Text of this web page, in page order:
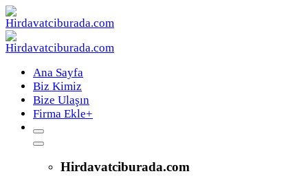
Ana Sayfa
Biz Kimiz
Bize Ulaşın
Firma Ekle+
Hirdavatciburada.com